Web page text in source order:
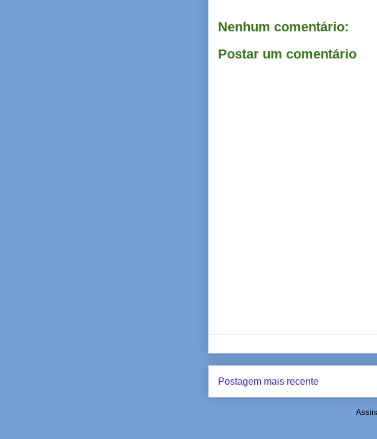
Nenhum comentário:
Postar um comentário
Postagem mais recente